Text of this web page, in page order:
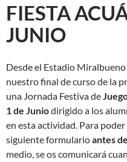
FIESTA
JUNIO
Desde el Estadio
nuestro final de curso de la
una Jornada Festiva de
1 de Juniodirigido a los
en esta actividad. Para
siguiente formularioantes
medio, se os comunicará